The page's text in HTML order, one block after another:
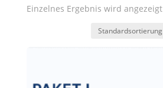
Einzelnes Ergebnis wird angezeigt